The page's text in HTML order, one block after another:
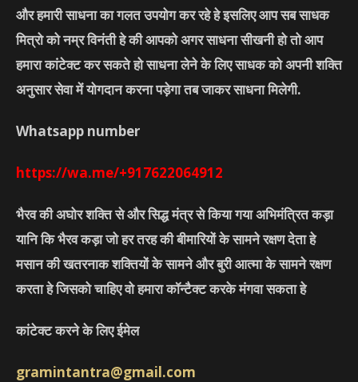
और हमारी साधना का गलत उपयोग कर रहे हे इसलिए आप सब साधक
मित्रो को नम्र विनंती हे की आपको अगर साधना सीखनी हो तो आप
हमारा कांटेक्ट कर सकते हो साधना लेने के लिए साधक को अपनी शक्ति
अनुसार सेवा में योगदान करना पड़ेगा तब जाकर साधना मिलेगी.
Whatsapp number
https://wa.me/+917622064912
भैरव की अघोर शक्ति से और सिद्ध मंत्र से किया गया अभिमंत्रित कड़ा
यानि कि भैरव कड़ा जो हर तरह की बीमारियों के सामने रक्षण देता हे
मसान की खतरनाक शक्तियों के सामने और बुरी आत्मा के सामने रक्षण
करता हे जिसको चाहिए वो हमारा कॉन्टैक्ट करके मंगवा सकता हे
कांटेक्ट करने के लिए ईमेल
gramintantra@gmail.com